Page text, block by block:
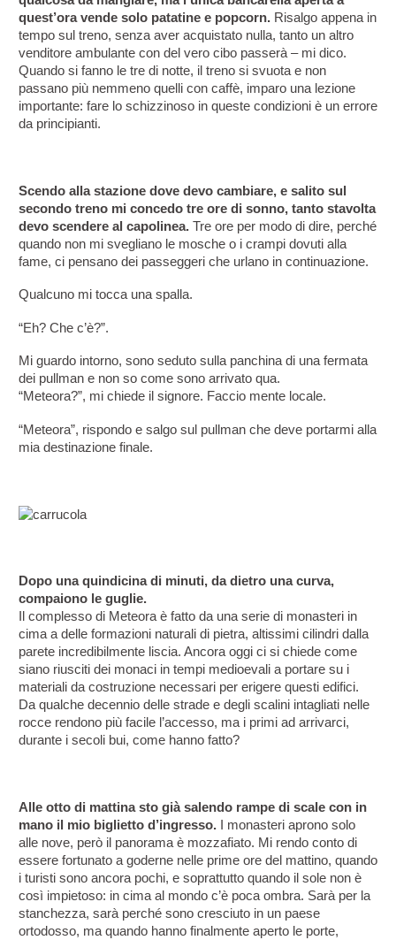
quest’ora vende solo patatine e popcorn. Risalgo appena in
tempo sul treno, senza aver acquistato nulla, tanto un altro
venditore ambulante con del vero cibo passerà – mi dico.
Quando si fanno le tre di notte, il treno si svuota e non
passano più nemmeno quelli con caffè, imparo una lezione
importante: fare lo schizzinoso in queste condizioni è un errore
da principianti.
Scendo alla stazione dove devo cambiare, e salito sul
secondo treno mi concedo tre ore di sonno, tanto stavolta
devo scendere al capolinea. Tre ore per modo di dire, perché
quando non mi svegliano le mosche o i crampi dovuti alla
fame, ci pensano dei passeggeri che urlano in continuazione.
Qualcuno mi tocca una spalla.
“Eh? Che c’è?”.
Mi guardo intorno, sono seduto sulla panchina di una fermata
dei pullman e non so come sono arrivato qua.
“Meteora?”, mi chiede il signore. Faccio mente locale.
“Meteora”, rispondo e salgo sul pullman che deve portarmi alla
mia destinazione finale.
Dopo una quindicina di minuti, da dietro una curva,
compaiono le guglie.
Il complesso di Meteora è fatto da una serie di monasteri in
cima a delle formazioni naturali di pietra, altissimi cilindri dalla
parete incredibilmente liscia. Ancora oggi ci si chiede come
siano riusciti dei monaci in tempi medioevali a portare su i
materiali da costruzione necessari per erigere questi edifici.
Da qualche decennio delle strade e degli scalini intagliati nelle
rocce rendono più facile l’accesso, ma i primi ad arrivarci,
durante i secoli bui, come hanno fatto?
Alle otto di mattina sto già salendo rampe di scale con in
mano il mio biglietto d’ingresso. I monasteri aprono solo
alle nove, però il panorama è mozzafiato. Mi rendo conto di
essere fortunato a goderne nelle prime ore del mattino, quando
i turisti sono ancora pochi, e soprattutto quando il sole non è
così impietoso: in cima al mondo c’è poca ombra. Sarà per la
stanchezza, sarà perché sono cresciuto in un paese
ortodosso, ma quando hanno finalmente aperto le porte,